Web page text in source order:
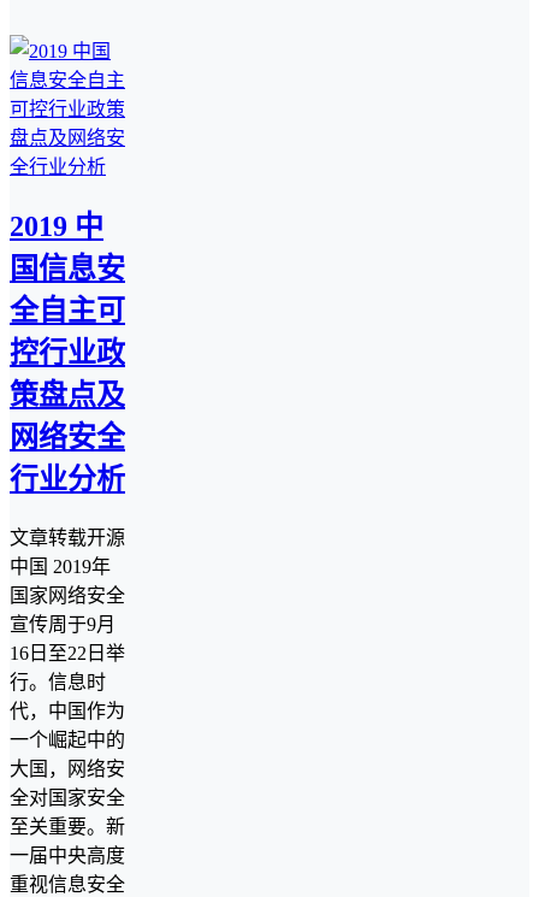
2019 中
国信息安
全自主可
控行业政
策盘点及
网络安全
行业分析
文章转载开源
中国 2019年
国家网络安全
宣传周于9月
16日至22日举
行。信息时
代，中国作为
一个崛起中的
大国，网络安
全对国家安全
至关重要。新
一届中央高度
重视信息安全